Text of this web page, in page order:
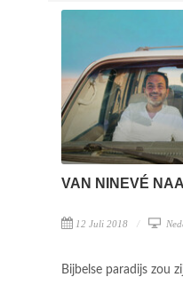
VAN NINEVÉ
12 Juli 2018
Bijbelse paradijs zou